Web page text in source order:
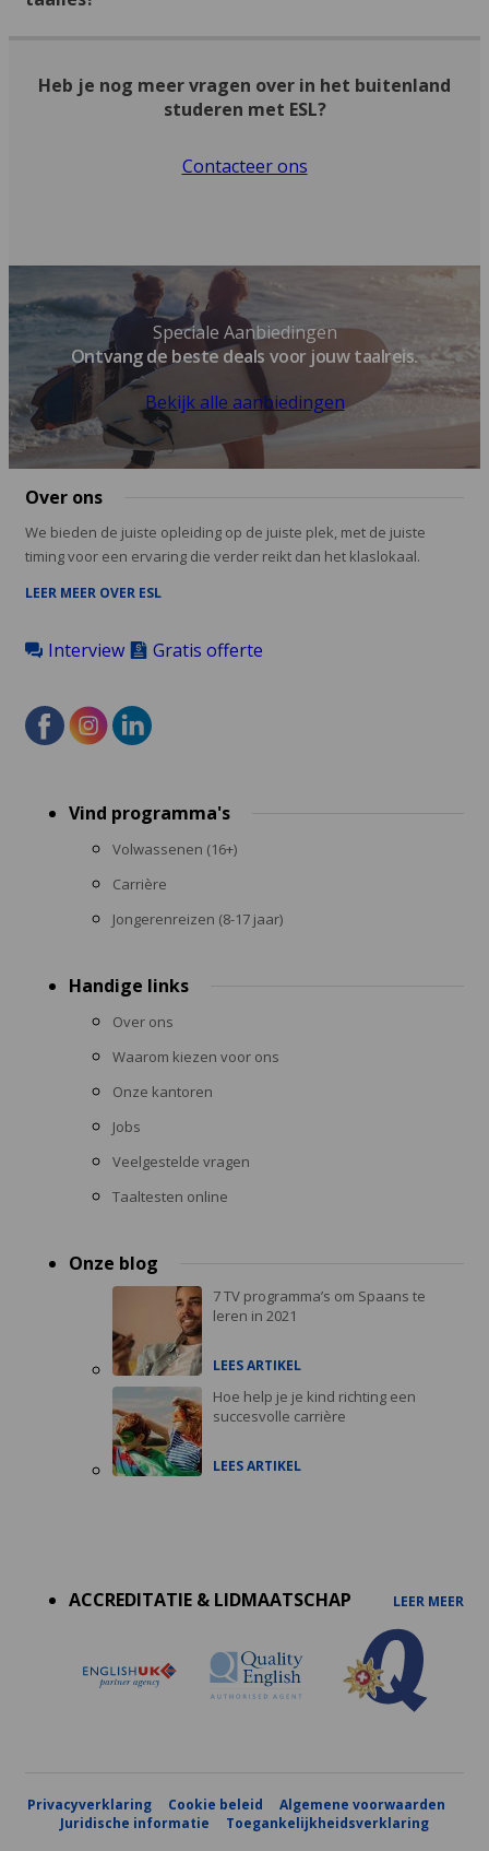
Heb je nog meer vragen over in het buitenland
studeren met ESL?
Contacteer ons
Speciale Aanbiedingen
Ontvang de beste deals voor jouw taalreis.
Bekijk alle aanbiedingen
Over ons
We bieden de juiste opleiding op de juiste plek, met de juiste
timing voor een ervaring die verder reikt dan het klaslokaal.
LEER MEER OVER ESL
Interview Gratis offerte
menuVind programma's
Volwassenen (16+)
Carrière
Jongerenreizen (8-17 jaar)
Handige links
Over ons
Waarom kiezen voor ons
Onze kantoren
Jobs
Veelgestelde vragen
Taaltesten online
Onze blog
7 TV programma’s om Spaans te
leren in 2021
LEES ARTIKEL
Hoe help je je kind richting een
succesvolle carrière
LEES ARTIKEL
ACCREDITATIE & LIDMAATSCHAP
LEER MEER
Privacyverklaring Cookie beleid
Algemene voorwaarden
Juridische informatie
Toegankelijkheidsverklaring